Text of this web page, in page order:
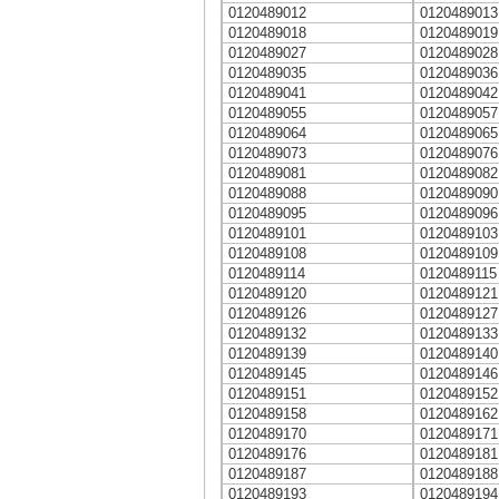
0120489012
0120489013
0120489018
0120489019
0120489027
0120489028
0120489035
0120489036
0120489041
0120489042
0120489055
0120489057
0120489064
0120489065
0120489073
0120489076
0120489081
0120489082
0120489088
0120489090
0120489095
0120489096
0120489101
0120489103
0120489108
0120489109
0120489114
0120489115
0120489120
0120489121
0120489126
0120489127
0120489132
0120489133
0120489139
0120489140
0120489145
0120489146
0120489151
0120489152
0120489158
0120489162
0120489170
0120489171
0120489176
0120489181
0120489187
0120489188
0120489193
0120489194